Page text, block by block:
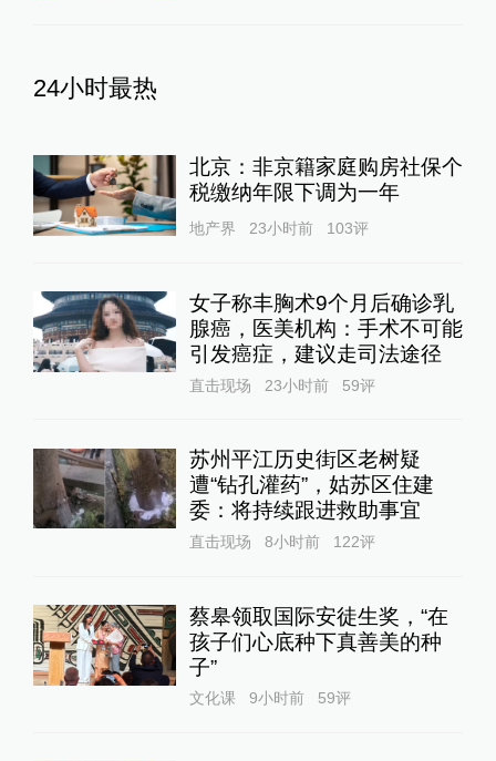
24小时最热
北京：非京籍家庭购房社保个
税缴纳年限下调为一年
地产界 23小时前 103评
女子称丰胸术9个月后确诊乳
腺癌，医美机构：手术不可能
引发癌症，建议走司法途径
直击现场 23小时前 59评
苏州平江历史街区老树疑
遭“钻孔灌药”，姑苏区住建
委：将持续跟进救助事宜
直击现场 8小时前 122评
蔡皋领取国际安徒生奖，“在
孩子们心底种下真善美的种
子”
文化课 9小时前 59评